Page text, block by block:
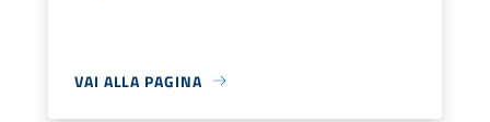
VAI ALLA PAGINA